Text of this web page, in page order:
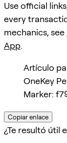
Use official
every
mechanics, see
App.
Artículo
OneKey
Marker:
Copiar enlace
¿Te resultó útil